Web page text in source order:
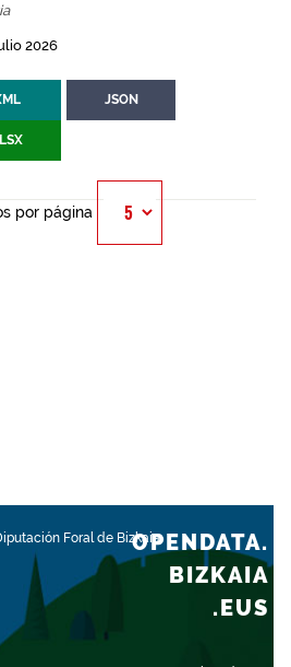
2026
JSON
por página
Foral de BizkaiaOPENDATA.
BIZKAIA
.EUS